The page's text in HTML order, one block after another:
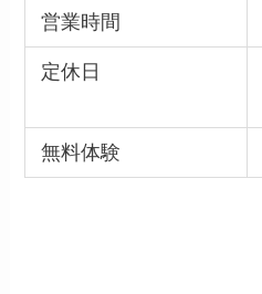
営業時間
定休日
無料体験